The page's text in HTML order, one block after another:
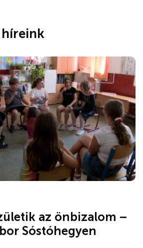
híreink
az önbizalom –
Sóstóhegyen